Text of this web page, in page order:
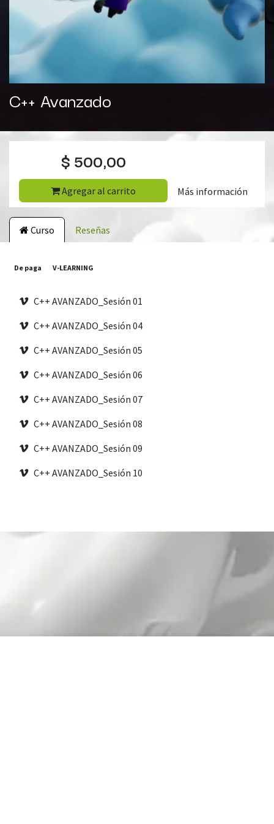
C++ Avanzado
$ 500,00
Agregar al carrito Más información
Curso Reseñas
De paga V-LEARNING
C++ AVANZADO_Sesión 01
C++ AVANZADO_Sesión 04
C++ AVANZADO_Sesión 05
C++ AVANZADO_Sesión 06
C++ AVANZADO_Sesión 07
C++ AVANZADO_Sesión 08
C++ AVANZADO_Sesión 09
C++ AVANZADO_Sesión 10